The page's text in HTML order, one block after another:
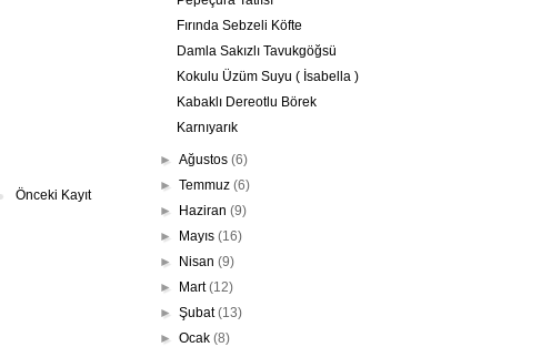
Önceki Kayıt
Fırında Sebzeli Köfte
Damla Sakızlı Tavukgöğsü
Kokulu Üzüm Suyu ( İsabella )
Kabaklı Dereotlu Börek
Karnıyarık
►Ağustos(6)
►Temmuz(6)
► Haziran(9)
► Mayıs(16)
► Nisan(9)
► Mart(12)
►Şubat(13)
►Ocak(8)